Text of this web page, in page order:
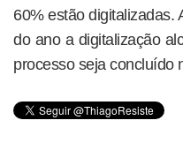
60% estão digitalizadas.
do ano a digitalização
processo seja concluído